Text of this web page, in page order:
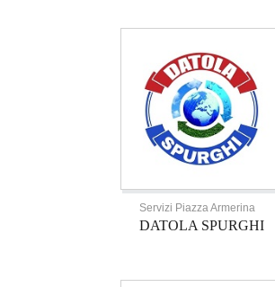
Servizi Piazza Armerina
DATOLA SPURGHI